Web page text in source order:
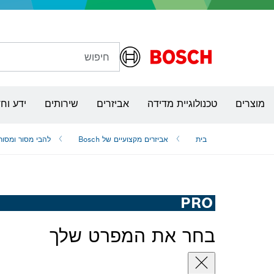
חיפוש
מוצרים טכנולוגיית מדידה אביזרים שירותים ידע
בית אביזרים מקצועיים של Bosch להבי מסור
PRO
בחר את המפרט שלך